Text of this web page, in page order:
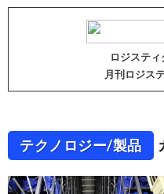
ロジステ
月刊ロジス
テクノロジー/製品